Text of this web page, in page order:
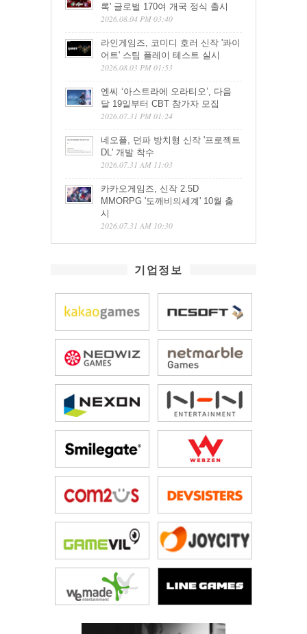
록' 글로벌 170여 개국 정식 출시
2026.08.04 PM 03:40
라인게임즈, 코미디 호러 신작 '콰이
어트' 스팀 플레이 테스트 실시
2026.08.03 PM 01:53
엔씨 ‘아스트라에 오라티오’, 다음
달 19일부터 CBT 참가자 모집
2026.07.31 PM 01:24
네오플, 던파 방치형 신작 '프로젝트
DL' 개발 착수
2026.07.31 AM 11:03
카카오게임즈, 신작 2.5D
MMORPG '도깨비의세계' 10월 출
시
2026.07.31 AM 10:30
기업정보